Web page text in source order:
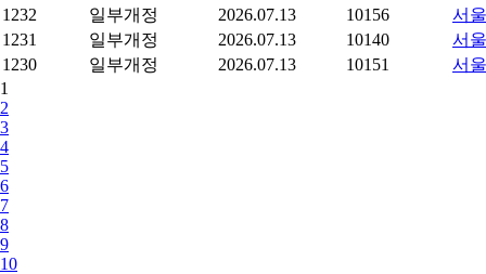
1232
일부개정 2026.07.13 10156
서
1231
일부개정 2026.07.13 10140
서
1230
일부개정 2026.07.13 10151
서
1
2
3
4
5
6
7
8
9
10